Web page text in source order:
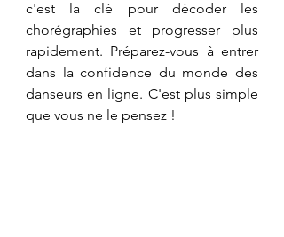
c'est la clé pour décoder les
chorégraphies et progresser plus
rapidement. Préparez-vous à entrer
dans la confidence du monde des
danseurs en ligne. C'est plus simple
que vous ne le pensez !